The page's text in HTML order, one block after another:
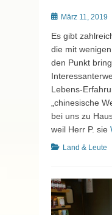
PostedMärz 11, 2019
Es gibt
die mit
den Punkt
Lebens-
„chinesische
bei uns zu
weil Herr P. sie
Kategorien
Land & Leute